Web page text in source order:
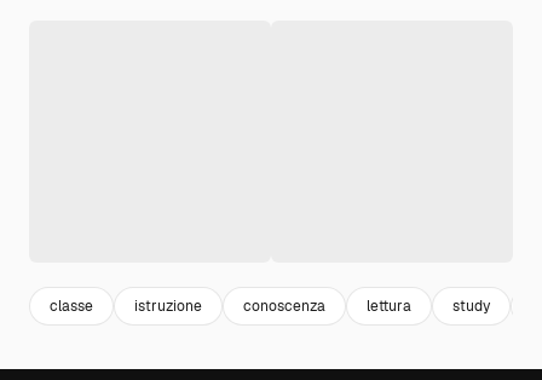
classe istruzione conoscenza lettura study